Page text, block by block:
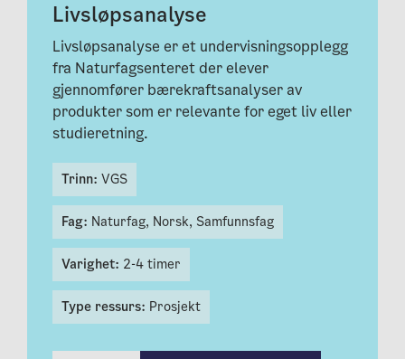
Livsløpsanalyse
Livsløpsanalyse er et undervisningsopplegg
fra Naturfagsenteret der elever
gjennomfører bærekraftsanalyser av
produkter som er relevante for eget liv eller
studieretning.
Trinn: VGS
Fag: Naturfag, Norsk, Samfunnsfag
Varighet: 2-4 timer
Type ressurs: Prosjekt